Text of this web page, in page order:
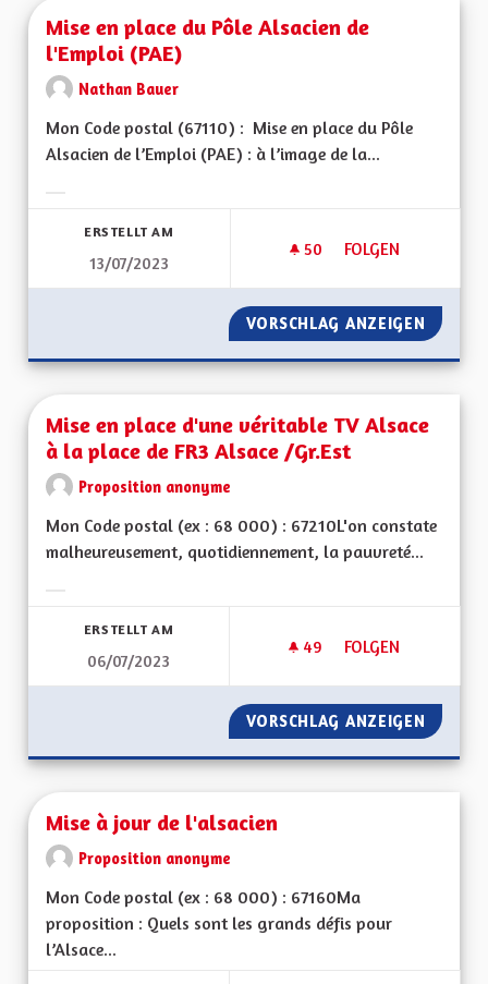
Mise en place du Pôle Alsacien de
l'Emploi (PAE)
Nathan Bauer
Mon Code postal (67110) : Mise en place du Pôle
Alsacien de l’Emploi (PAE) : à l’image de la...
ERSTELLT AM
13/07/2023
50 50 FOLLOWER
FOLGEN
MISE EN PLACE
VORSCHLAG ANZEIGEN MISE
Mise en place d'une véritable TV Alsace
à la place de FR3 Alsace /Gr.Est
Proposition anonyme
Mon Code postal (ex : 68 000) : 67210L'on constate
malheureusement, quotidiennement, la pauvreté...
ERSTELLT AM
06/07/2023
49 49 FOLLOWER
FOLGEN
MISE EN PLACE
VORSCHLAG ANZEIGEN MISE
Mise à jour de l'alsacien
Proposition anonyme
Mon Code postal (ex : 68 000) : 67160Ma
proposition : Quels sont les grands défis pour
l’Alsace...